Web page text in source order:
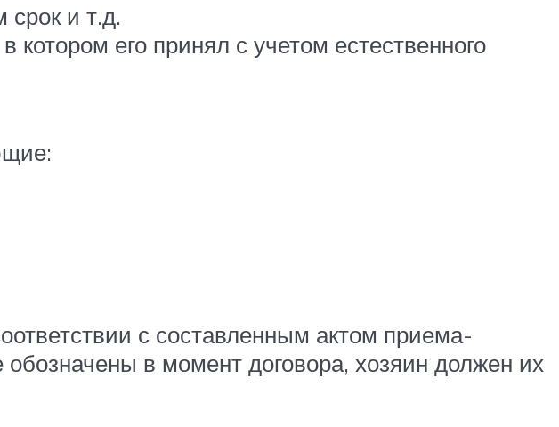
и т.д.
его принял с учетом естественного
с составленным актом приема-
в момент договора, хозяин должен их